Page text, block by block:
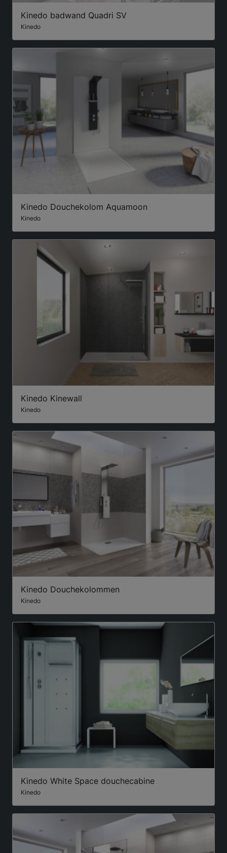
Kinedo badwand Quadri SV
Kinedo
Kinedo Douchekolom Aquamoon
Kinedo
Kinedo Kinewall
Kinedo
Kinedo Douchekolommen
Kinedo
Kinedo White Space douchecabine
Kinedo